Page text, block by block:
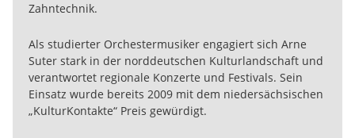
Zahntechnik.
Als studierter Orchestermusiker engagiert sich Arne
Suter stark in der norddeutschen Kulturlandschaft und
verantwortet regionale Konzerte und Festivals. Sein
Einsatz wurde bereits 2009 mit dem niedersächsischen
„KulturKontakte“ Preis gewürdigt.